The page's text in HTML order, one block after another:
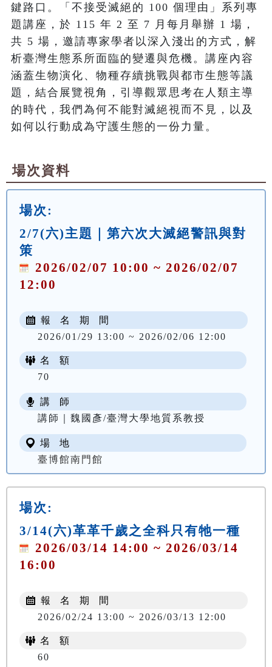
鍵路口。「不接受滅絕的 100 個理由」系列專
題講座，於 115 年 2 至 7 月每月舉辦 1 場，
共 5 場，邀請專家學者以深入淺出的方式，解
析臺灣生態系所面臨的變遷與危機。講座內容
涵蓋生物演化、物種存續挑戰與都市生態等議
題，結合展覽視角，引導觀眾思考在人類主導
的時代，我們為何不能對滅絕視而不見，以及
如何以行動成為守護生態的一份力量。
場次資料
場次:
2/7(六)主題｜第六次大滅絕警訊與對
策
2026/02/07 10:00 ~ 2026/02/07
12:00
報 名 期 間
2026/01/29 13:00 ~ 2026/02/06 12:00
名 額
70
講 師
講師｜魏國彥/臺灣大學地質系教授
場 地
臺博館南門館
場次:
3/14(六)革革千歲之全科只有牠一種
2026/03/14 14:00 ~ 2026/03/14
16:00
報 名 期 間
2026/02/24 13:00 ~ 2026/03/13 12:00
名 額
60